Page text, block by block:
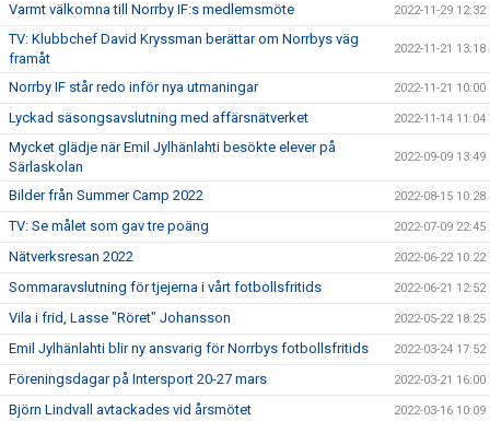
Varmt välkomna till Norrby IF:s medlemsmöte 2022-11-29 12:32
TV: Klubbchef David Kryssman berättar om Norrbys väg
framåt
2022-11-21 13:18
Norrby IF står redo inför nya utmaningar 2022-11-21 10:00
Lyckad säsongsavslutning med affärsnätverket 2022-11-14 11:04
Mycket glädje när Emil Jylhänlahti besökte elever på
Särlaskolan
2022-09-09 13:49
Bilder från Summer Camp 2022 2022-08-15 10:28
TV: Se målet som gav tre poäng 2022-07-09 22:45
Nätverksresan 2022 2022-06-22 10:22
Sommaravslutning för tjejerna i vårt fotbollsfritids 2022-06-21 12:52
Vila i frid, Lasse "Röret" Johansson 2022-05-22 18:25
Emil Jylhänlahti blir ny ansvarig för Norrbys fotbollsfritids 2022-03-24 17:52
Föreningsdagar på Intersport 20-27 mars 2022-03-21 16:00
Björn Lindvall avtackades vid årsmötet 2022-03-16 10:09